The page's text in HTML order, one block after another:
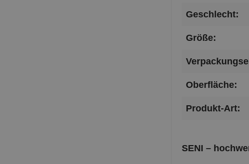
Geschlecht:
Größe:
Oberfläche:
Produkt-Art:
SENI –